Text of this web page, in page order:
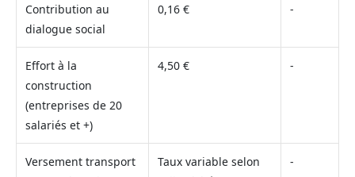
Contribution au
dialogue social
0,16 € -
Effort à la
construction
(entreprises de 20
salariés et +)
4,50 € -
Versement transport
Taux variable selon
-